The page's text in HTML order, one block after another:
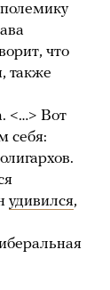
что
также
<…> Вот
себя:
удивился,